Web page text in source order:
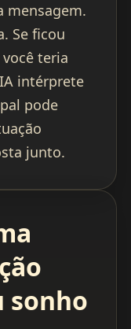
mensagem.
Se ficou
teria
IA intérprete
pode
junto.
sonho